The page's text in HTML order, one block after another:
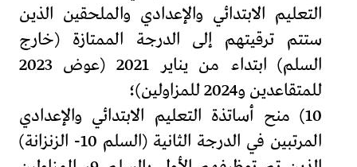
التعليم الابتدائي والإعدادي والملحقين الذين
ستتم ترقيتهم إلى الدرجة الممتازة (خارج
السلم) ابتداء من يناير 2021 (عوض 2023
للمتقاعدين و2024 للمزاولين)؛
10) منح أساتذة التعليم الابتدائي والإعدادي
المرتبين في الدرجة الثانية (السلم 10- الزنزانة)